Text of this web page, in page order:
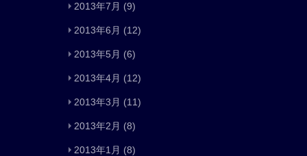
2013年7月 (9)
2013年6月 (12)
2013年5月 (6)
2013年4月 (12)
2013年3月 (11)
2013年2月 (8)
2013年1月 (8)